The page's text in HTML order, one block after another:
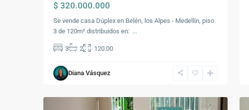
$ 320.000.000
Se vende casa Dúplex en Belén, los Alpes - Medellín, piso
3 de 120m² distribuidos en: ...
3 2 120.00
Diana Vásquez
Comuna
16
Belén,